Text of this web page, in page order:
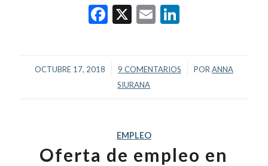
Facebook
X EmailLinkedIn
OCTUBRE 17, 2018
/ 9 COMENTARIOS
/ POR ANNA
SIURANA
EMPLEO
Oferta de empleo en